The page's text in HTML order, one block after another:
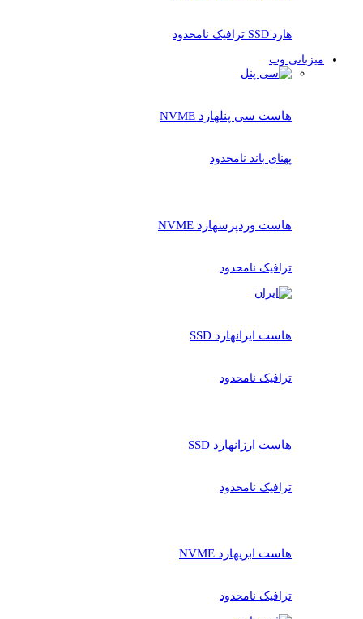
هارد SSD ترافیک نامحدود
میزبانی وب
هاست سی پنلهارد NVME
پهنای باند نامحدود
هاست وردپرسهارد NVME
ترافیک نامحدود
هاست ایرانهارد SSD
ترافیک نامحدود
هاست ارزانهارد SSD
ترافیک نامحدود
هاست ابریهارد NVME
ترافیک نامحدود